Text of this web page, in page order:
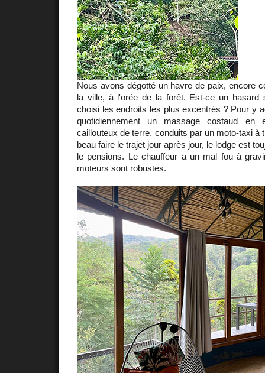
Nous avons dégotté un havre de paix, encore
la ville, à l'orée de la forêt. Est-ce un hasard
choisi les endroits les plus excentrés ? Pour y
quotidiennement un massage costaud en
caillouteux de terre, conduits par un moto-taxi à
beau faire le trajet jour après jour, le lodge est
le pensions. Le chauffeur a un mal fou à
moteurs sont robustes.